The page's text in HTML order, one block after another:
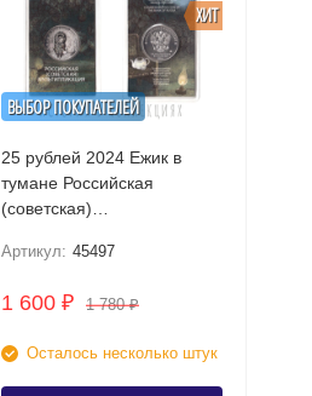
ВЫБОР ПОКУПАТЕЛЕЙ
ХИТ
25 рублей 2024 Ежик в
тумане Российская
(советская)
в блистере
Артикул: 45497
1 600₽ 1 780₽
Осталось несколько штук